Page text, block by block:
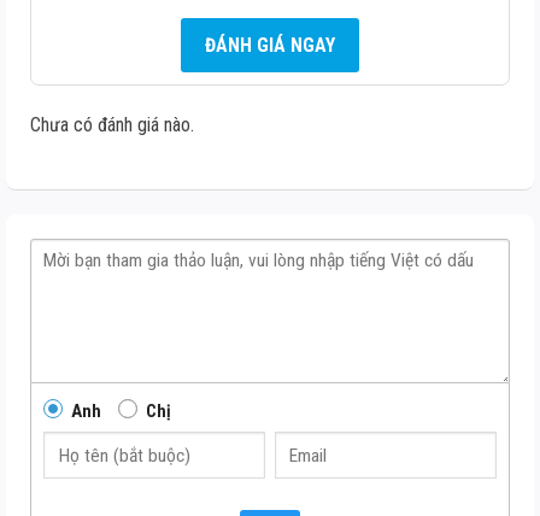
ĐÁNH GIÁ NGAY
Chưa có đánh giá nào.
Anh Chị